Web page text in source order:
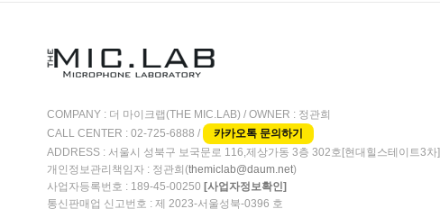
COMPANY : 더 마이크랩(THE MIC.LAB) / OWNER : 정관희
CALL CENTER : 02-725-6888 /
카카오톡 문의하기
ADDRESS : 서울시 성북구 보국문로 116,제상가동 3층 302호[현대힐스테이트3차]
개인정보관리책임자 : 정관희(themiclab@daum.net)
사업자등록번호 : 189-45-00250 [사업자정보확인]
통신판매업 신고번호 : 제 2023-서울성북-0396 호